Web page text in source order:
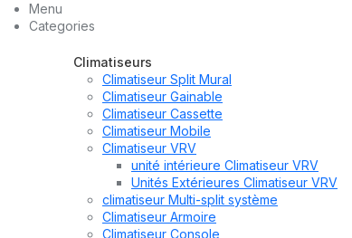
Menu
Categories
Climatiseurs
Climatiseur Split Mural
Climatiseur Gainable
Climatiseur Cassette
Climatiseur Mobile
Climatiseur VRV
unité intérieure Climatiseur VRV
Unités Extérieures Climatiseur VRV
climatiseur Multi-split système
Climatiseur Armoire
Climatiseur Console